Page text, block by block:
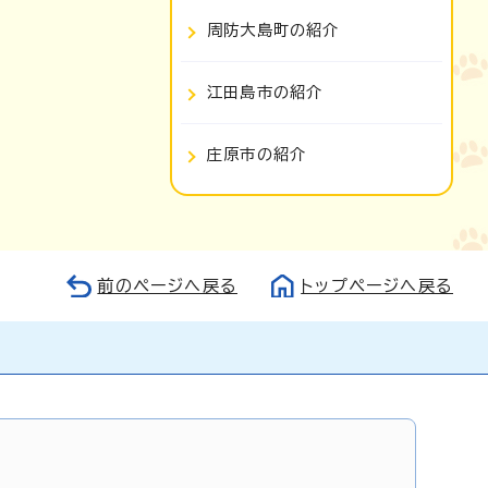
周防大島町の紹介
江田島市の紹介
庄原市の紹介
前のページへ戻る トップページへ戻る